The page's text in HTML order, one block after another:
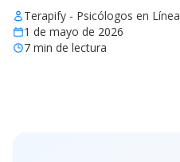
Terapify - Psicólogos en Línea
1 de mayo de 2026
7 min de lectura